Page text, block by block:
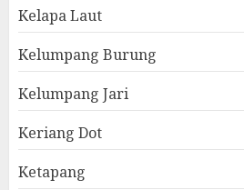
Kelapa Laut
Kelumpang Burung
Kelumpang Jari
Keriang Dot
Ketapang